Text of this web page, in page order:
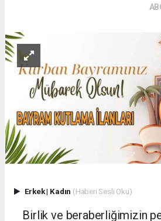
Erkek| Kadın (Haberi Sesli Oku)
Birlik ve beraberliğimizin